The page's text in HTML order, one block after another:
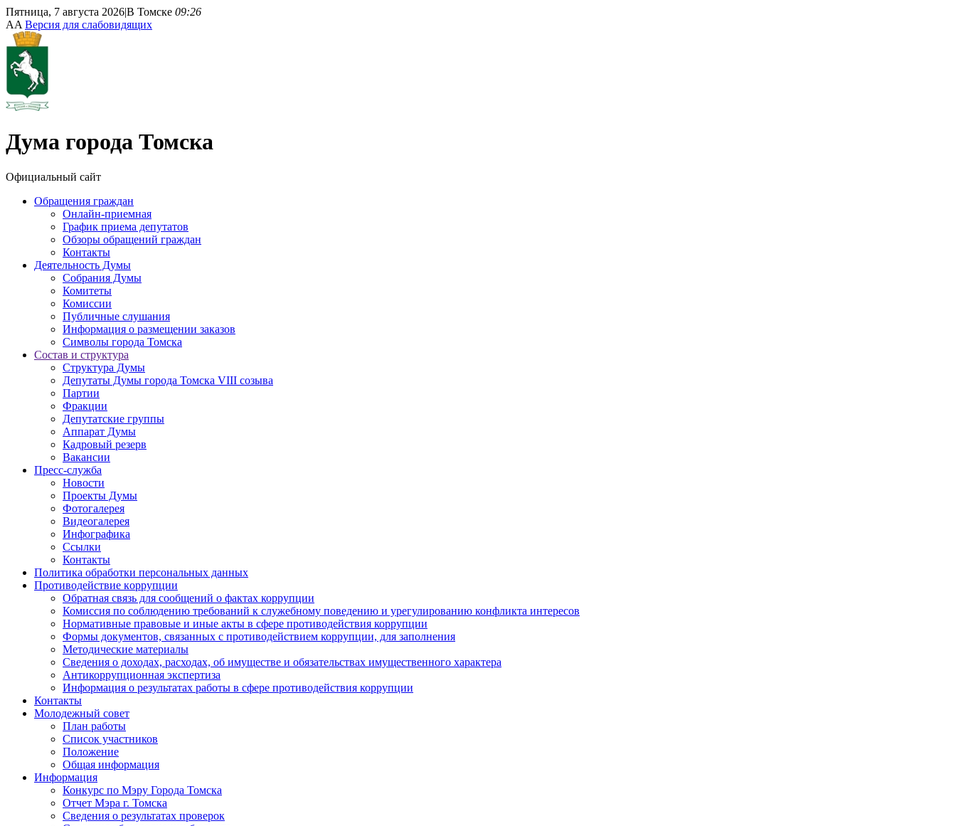
Пятница, 7 августа 2026|В Томске 09:26
AA Версия для слабовидящих
Дума города Томска
Официальный сайт
Обращения граждан
Онлайн-приемная
График приема депутатов
Обзоры обращений граждан
Контакты
Деятельность Думы
Собрания Думы
Комитеты
Комиссии
Публичные слушания
Информация о размещении заказов
Символы города Томска
Состав и структура
Структура Думы
Депутаты Думы города Томска VIII созыва
Партии
Фракции
Депутатские группы
Аппарат Думы
Кадровый резерв
Вакансии
Пресс-служба
Новости
Проекты Думы
Фотогалерея
Видеогалерея
Инфографика
Ссылки
Контакты
Политика обработки персональных данных
Прoтивoдeйствие кoрpупции
Обратная связь для сообщений о фактах коррупции
Комиссия по соблюдению требований к служебному поведению и урегулированию конфликта интересов
Нормативные правовые и иные акты в сфере противодействия коррупции
Формы документов, связанных с противодействием коррупции, для заполнения
Методические материалы
Сведения о доходах, расходах, об имуществе и обязательствах имущественного характера
Антикоррупционная экспертиза
Информация о результатах работы в сфере противодействия коррупции
Контакты
Молодежный совет
План работы
Список участников
Положение
Общая информация
Информация
Конкурс по Мэру Города Томска
Отчет Мэра г. Томска
Сведения о результатах проверок